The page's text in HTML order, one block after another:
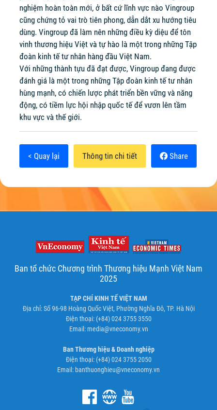
nghiệm hoàn toàn mới, ở bất cứ lĩnh vực nào Vingroup
cũng chứng tỏ vai trò tiên phong, dẫn dắt xu hướng tiêu
dùng. Vingroup đã làm nên những điều kỳ diệu để tôn
vinh thương hiệu Việt và tự hào là một trong những Tập
đoàn kinh tế tư nhân hàng đầu Việt Nam.
Với những thành tựu đã đạt được, Vingroup đang được
đánh giá là một trong những Tập đoàn kinh tế tư nhân
hùng mạnh, có chiến lược phát triển bền vững và năng
động, có tiềm lực hội nhập quốc tế để vươn lên tầm
khu vực và thế giới.
< Quay lại Thông tin chi tiết Share
Ban tổ chức Chương trình Thương hiệu Mạnh Việt Nam
2025
TẠP CHÍ KINH TẾ VIỆT NAM
Địa chỉ: Số 96-98 Hoàng Quốc Việt, Phường Nghĩa Đô, TP. Hà Nội
Điện thoại: (+84) 024 3755 3550
Email: media@vneconomy.vn
Ban Thương hiệu & Doanh nghiệp
Điện thoại: (+84) 024 3755 2050
Email: banthuonghieu@vneconomy.vn